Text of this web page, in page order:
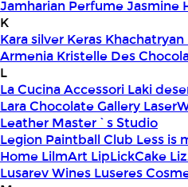
Jamharian PerfumeJasmine
K
Kara silver Keras Khachatryan
Armenia Kristelle Des
L
La Cucina Accessori Laki
Lara Chocolate Gallery
Leather Master`s Studio
Legion Paintball Club Less is
Home LilmArt LipLickCake
Lusarev Wines Luseres